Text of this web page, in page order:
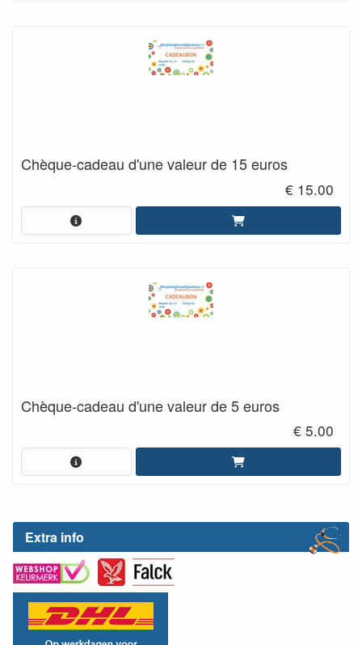
Extra info
Chèque-cadeau d'une valeur de 15 euros
€ 15.00
Chèque-cadeau d'une valeur de 5 euros
€ 5.00